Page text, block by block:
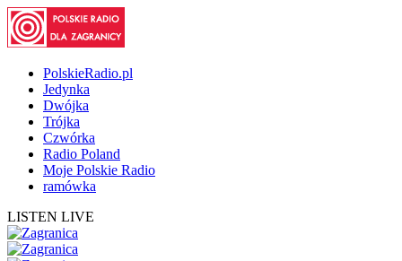
PolskieRadio.pl
Jedynka
Dwójka
Trójka
Czwórka
Radio Poland
Moje Polskie Radio
ramówka
LISTEN LIVE